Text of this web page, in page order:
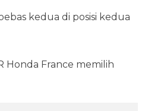
kedua di posisi kedua
Honda France memilih